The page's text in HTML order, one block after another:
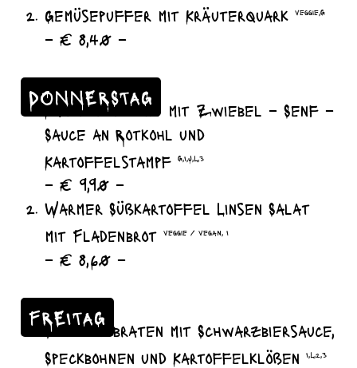
Gemüsepuffer mit Kräuterquark
veggie,G
– € 8,40 –
DONNERSTAG
Kaninchenkeule mit Zwiebel – Senf –
Sauce an Rotkohl und
Kartoffelstampf
G,I,J,L,3
– € 9,90 –
Warmer Süßkartoffel Linsen Salat
mit Fladenbrot
veggie / vegan, I
– € 8,60 –
FREITAG
Schweinebraten mit Schwarzbiersauce,
Speckbohnen und Kartoffelklößen
I,L,2,3